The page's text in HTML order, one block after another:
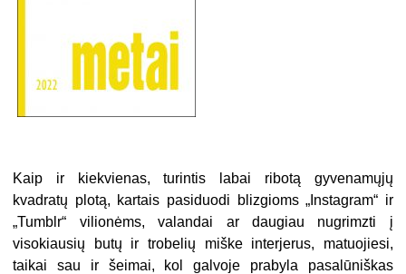
Kaip ir kiekvienas, turintis labai ribotą gyvenamųjų
kvadratų plotą, kartais pasiduodi blizgioms „Instagram“ ir
„Tumblr“ vilionėms, valandai ar daugiau nugrimzti į
visokiausių butų ir trobelių miške interjerus, matuojiesi,
taikai sau ir šeimai, kol galvoje prabyla pasalūniškas